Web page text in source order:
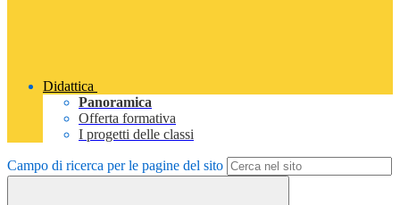
Didattica
Panoramica
Offerta formativa
I progetti delle classi
Campo di ricerca per le pagine del sito